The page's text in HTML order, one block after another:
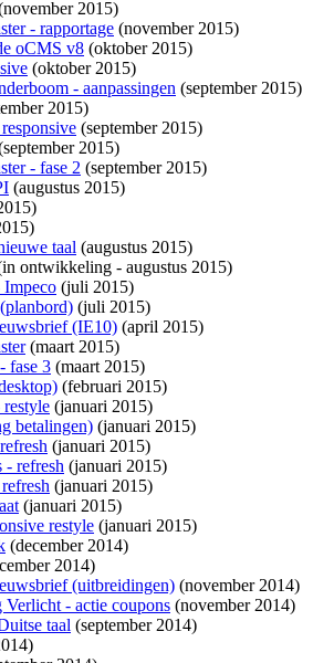
2015)
- rapportage (november 2015)
oCMS v8 (oktober 2015)
(oktober 2015)
- aanpassingen (september 2015)
2015)
(september 2015)
2015)
- fase 2 (september 2015)
(augustus 2015)
taal (augustus 2015)
in ontwikkeling - augustus 2015)
Impeco (juli 2015)
(juli 2015)
(IE10) (april 2015)
(maart 2015)
fase 3 (maart 2015)
(februari 2015)
(januari 2015)
betalingen) (januari 2015)
(januari 2015)
- refresh (januari 2015)
(januari 2015)
(januari 2015)
restyle (januari 2015)
(december 2014)
2014)
(uitbreidingen) (november 2014)
Verlicht - actie coupons (november 2014)
taal (september 2014)